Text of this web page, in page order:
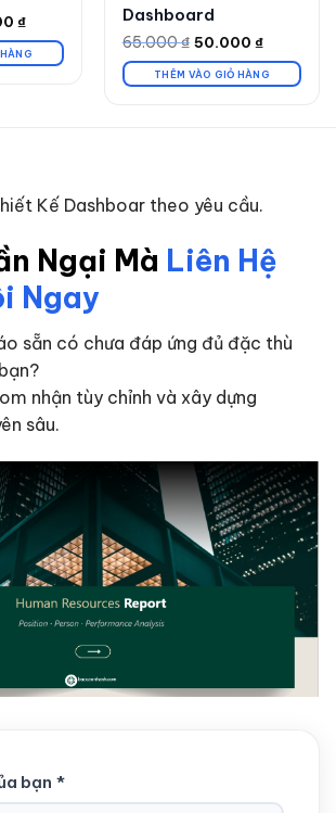
₫
Dashboard
65.000₫
Giá
gốc
là:
65.000 ₫.
50.000 ₫
Giá
hiện
tại
là:
THÊM VÀO GIỎ HÀNG
Kế Dashboar theo yêu cầu.
Ngại Mà Liên Hệ
Ngay
sẵn có chưa đáp ứng đủ đặc thù
nhận tùy chỉnh và xây dựng
sâu.
bạn *